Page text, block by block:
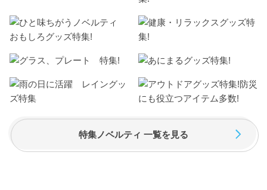
特集ノベルティ 一覧を見る